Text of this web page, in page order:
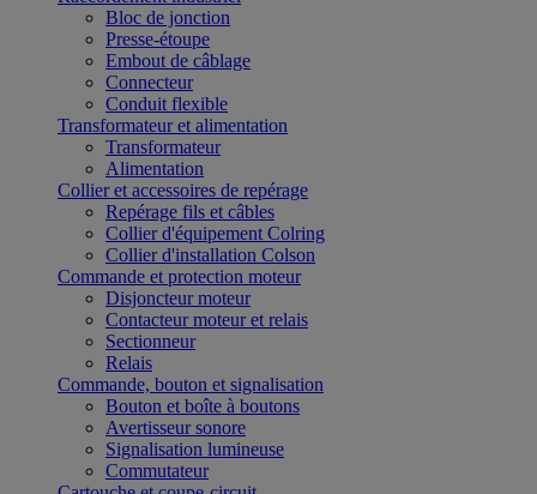
Bloc de jonction
Presse-étoupe
Embout de câblage
Connecteur
Conduit flexible
Transformateur et alimentation
Transformateur
Alimentation
Collier et accessoires de repérage
Repérage fils et câbles
Collier d'équipement Colring
Collier d'installation Colson
Commande et protection moteur
Disjoncteur moteur
Contacteur moteur et relais
Sectionneur
Relais
Commande, bouton et signalisation
Bouton et boîte à boutons
Avertisseur sonore
Signalisation lumineuse
Commutateur